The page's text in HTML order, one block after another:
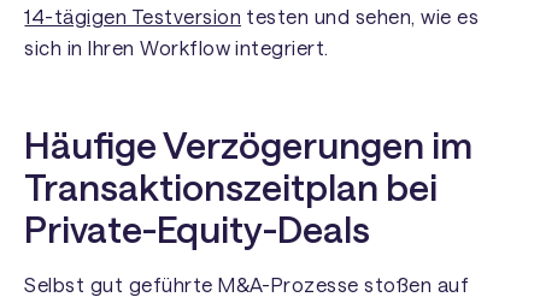
14-tägigen Testversion testen und sehen, wie es
sich in Ihren Workflow integriert.
Häufige Verzögerungen im
Transaktionszeitplan bei
Private-Equity-Deals
Selbst gut geführte M&A-Prozesse stoßen auf